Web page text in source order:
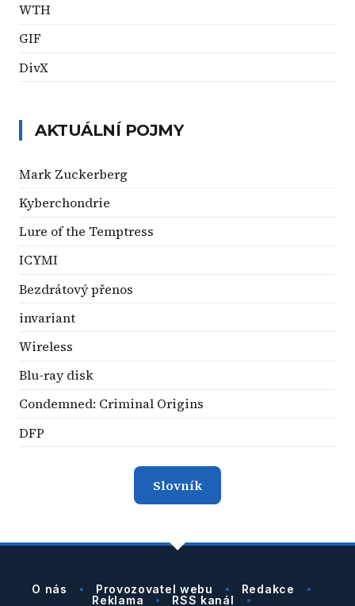
WTH
GIF
DivX
AKTUÁLNÍ POJMY
Mark Zuckerberg
Kyberchondrie
Lure of the Temptress
ICYMI
Bezdrátový přenos
invariant
Wireless
Blu-ray disk
Condemned: Criminal Origins
DFP
Slovník
O nás Provozovatel webu
Redakce
Reklama
RSS kanál